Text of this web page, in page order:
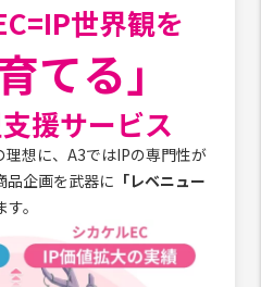
世界観を
てる」
援サービス
想に、A3ではIPの専門性が
品企画を武器に 「レベニュー
。